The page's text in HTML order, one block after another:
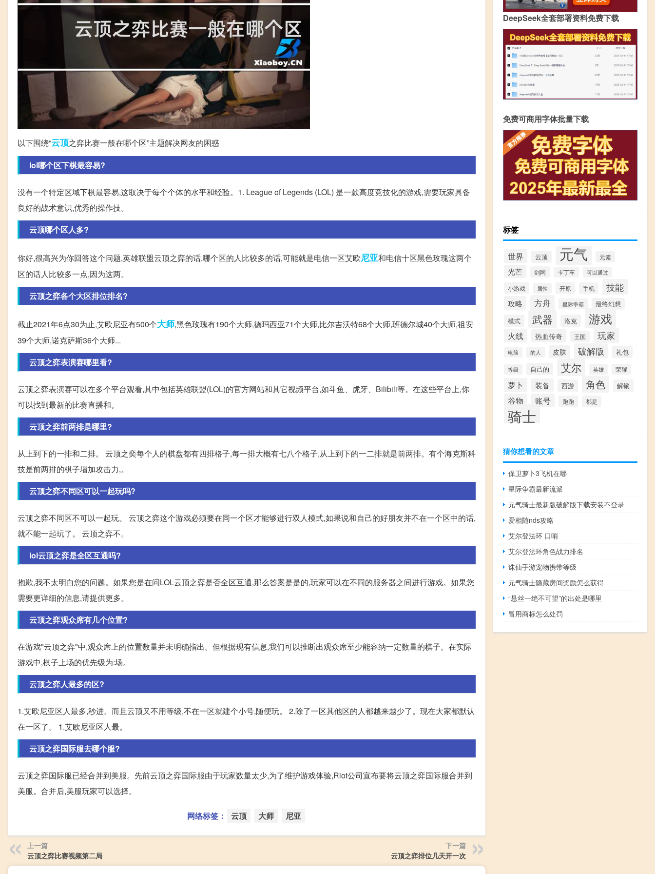
以下围绕“云顶之弈比赛一般在哪个区”主题解决网友的困惑
lol哪个区下棋最容易?
没有一个特定区域下棋最容易,这取决于每个个体的水平和经验。1. League of Legends (LOL) 是一款高度竞技化的游戏,需要玩家具备
良好的战术意识,优秀的操作技。
云顶哪个区人多?
你好,很高兴为你回答这个问题,英雄联盟云顶之弈的话,哪个区的人比较多的话,可能就是电信一区艾欧尼亚和电信十区黑色玫瑰这两个
区的话人比较多一点,因为这两。
云顶之弈各个大区排位排名?
截止2021年6点30为止,艾欧尼亚有500个大师,黑色玫瑰有190个大师,德玛西亚71个大师,比尔吉沃特68个大师,班德尔城40个大师,祖安
39个大师,诺克萨斯36个大师...
云顶之弈表演赛哪里看?
云顶之弈表演赛可以在多个平台观看,其中包括英雄联盟(LOL)的官方网站和其它视频平台,如斗鱼、虎牙、Bilibili等。在这些平台上,你
可以找到最新的比赛直播和。
云顶之弈前两排是哪里?
从上到下的一排和二排。 云顶之奕每个人的棋盘都有四排格子,每一排大概有七八个格子,从上到下的一二排就是前两排。有个海克斯科
技是前两排的棋子增加攻击力,。
云顶之弈不同区可以一起玩吗?
云顶之弈不同区不可以一起玩。 云顶之弈这个游戏必须要在同一个区才能够进行双人模式,如果说和自己的好朋友并不在一个区中的话,
就不能一起玩了。 云顶之弈不。
lol云顶之弈是全区互通吗?
抱歉,我不太明白您的问题。如果您是在问LOL云顶之弈是否全区互通,那么答案是是的,玩家可以在不同的服务器之间进行游戏。如果您
需要更详细的信息,请提供更多。
云顶之弈观众席有几个位置?
在游戏"云顶之弈"中,观众席上的位置数量并未明确指出。但根据现有信息,我们可以推断出观众席至少能容纳一定数量的棋子。在实际
游戏中,棋子上场的优先级为:场。
云顶之弈人最多的区?
1.艾欧尼亚区人最多,秒进。而且云顶又不用等级,不在一区就建个小号,随便玩。 2.除了一区其他区的人都越来越少了。现在大家都默认
在一区了。 1.艾欧尼亚区人最。
云顶之弈国际服去哪个服?
云顶之弈国际服已经合并到美服。先前云顶之弈国际服由于玩家数量太少,为了维护游戏体验,Riot公司宣布要将云顶之弈国际服合并到
美服。合并后,美服玩家可以选择。
网络标签： 云顶 大师 尼亚
上一篇
云顶之弈比赛视频第二局
下一篇
云顶之弈排位几天开一次
DeepSeek全套部署资料免费下载
免费可商用字体批量下载
标签
世界 云顶 元气 元素
光芒 剑网 卡丁车 可以通过
小游戏 属性 开原 手机 技能
攻略 方舟 星际争霸 最终幻想
模式 武器 洛克 游戏
火线 热血传奇 王国 玩家
电脑 的人 皮肤 破解版 礼包
等级 自己的 艾尔 英雄 荣耀
萝卜 装备 西游 角色 解锁
谷物 账号 跑跑 都是
骑士
猜你想看的文章
保卫萝卜3飞机在哪
星际争霸最新流派
元气骑士最新版破解版下载安装不登录
爱相随nds攻略
艾尔登法环 口哨
艾尔登法环角色战力排名
诛仙手游宠物携带等级
元气骑士隐藏房间奖励怎么获得
“悬丝一绝不可望”的出处是哪里
冒用商标怎么处罚